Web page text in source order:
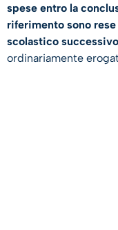
spese entro la
riferimento sono
scolastico successivo
ordinariamente